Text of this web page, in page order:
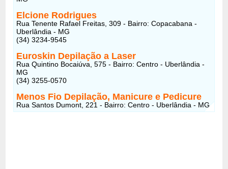
Elcione Rodrigues
Rua Tenente Rafael Freitas, 309 - Bairro: Copacabana -
Uberlândia - MG
(34) 3234-9545
Euroskin Depilação a Laser
Rua Quintino Bocaiúva, 575 - Bairro: Centro - Uberlândia -
MG
(34) 3255-0570
Menos Fio Depilação, Manicure e Pedicure
Rua Santos Dumont, 221 - Bairro: Centro - Uberlândia - MG